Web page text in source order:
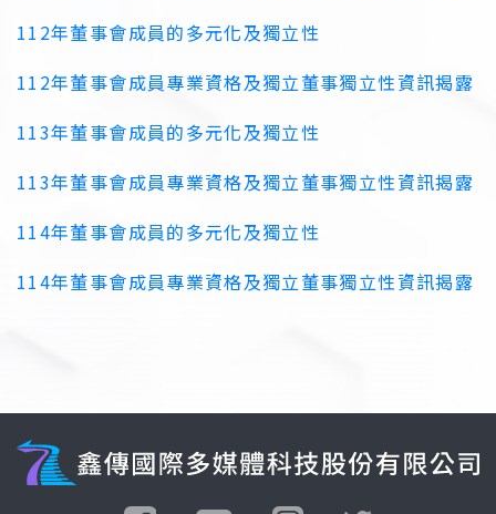
112年董事會成員的多元化及獨立性
112年董事會成員專業資格及獨立董事獨立性資訊揭露
113年董事會成員的多元化及獨立性
113年董事會成員專業資格及獨立董事獨立性資訊揭露
114年董事會成員的多元化及獨立性
114年董事會成員專業資格及獨立董事獨立性資訊揭露